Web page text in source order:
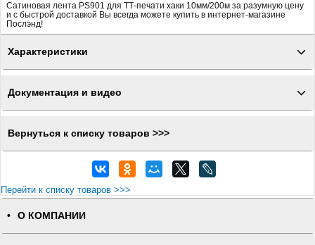
Сатиновая лента PS901 для ТТ-печати хаки 10мм/200м за разумную цену
и с быстрой доставкой Вы всегда можете купить в интернет-магазине
Послэнд!
Характеристики
Документация и видео
Вернуться к списку товаров >>>
Перейти к списку товаров >>>
О КОМПАНИИ